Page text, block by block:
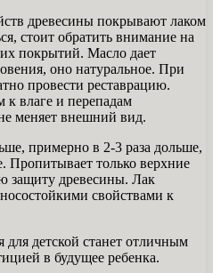
древесины покрывают лаком
стоит обратить внимание на
покрытий. Масло дает
оно натуральное. При
провести реставрацию.
к влаге и перепадам
меняет внешний вид.
примерно в 2-3 раза дольше,
Пропитывает только верхние
защиту древесины. Лак
свойствами к
детской станет отличным
в будущее ребенка.